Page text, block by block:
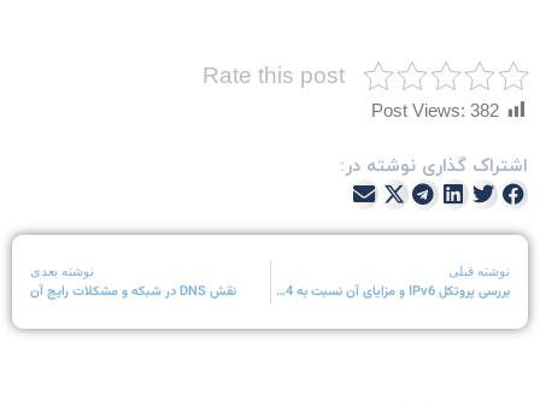
Rate this post
Post Views: 382
گذاری نوشته در:
نوشته قبلی
بررسی پروتکل IPv6 و مزایای آن نسبت به IPv4
نوشته بعدی
نقش DNS در شبکه و مشکلات رایج آن